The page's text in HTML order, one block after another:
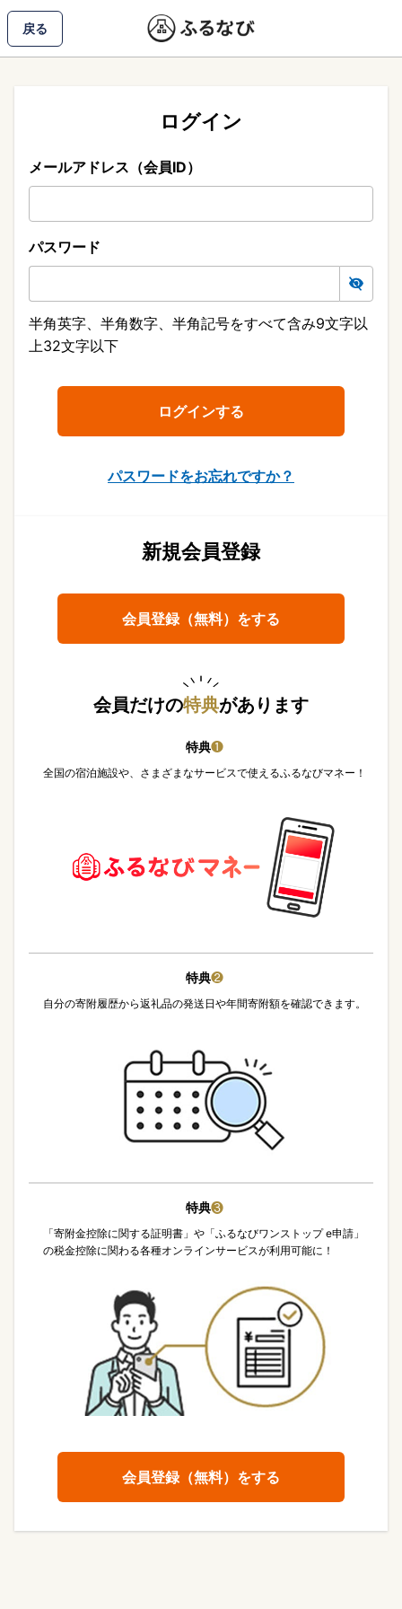
戻る
ログイン
メールアドレス（会員ID）
パスワード
半角英字、半角数字、半角記号をすべて含み9文字以
上32文字以下
パスワードをお忘れですか？
新規会員登録
会員登録（無料）をする
会員だけの特典があります
特典❶
全国の宿泊施設や、さまざまなサービスで使えるふるなびマネー！
特典❷
自分の寄附履歴から返礼品の発送日や年間寄附額を確認できます。
特典❸
「寄附金控除に関する証明書」や「ふるなびワンストップ e申請」
の税金控除に関わる各種オンラインサービスが利用可能に！
会員登録（無料）をする